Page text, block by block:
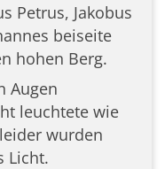
Petrus, Jakobus
beiseite
hohen Berg.
Augen
leuchtete wie
wurden
Licht.